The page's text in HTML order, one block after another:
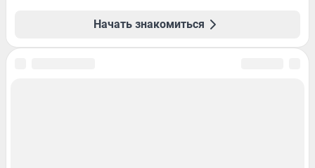
Начать знакомиться